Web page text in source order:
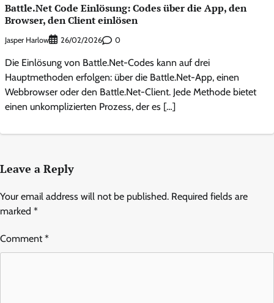
Battle.Net Code Einlösung: Codes über die App, den
Browser, den Client einlösen
Jasper Harlow 26/02/2026 0
Die Einlösung von Battle.Net-Codes kann auf drei
Hauptmethoden erfolgen: über die Battle.Net-App, einen
Webbrowser oder den Battle.Net-Client. Jede Methode bietet
einen unkomplizierten Prozess, der es […]
Leave a Reply
Your email address will not be published. Required fields are
marked *
Comment*